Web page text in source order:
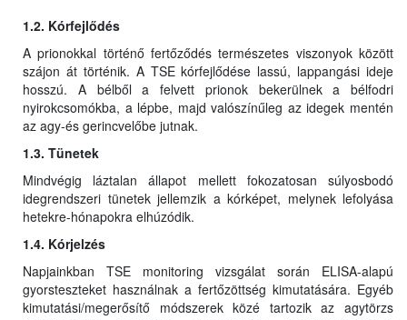
1.2. Kórfejlődés
A prionokkal történő fertőződés természetes viszonyok között
szájon át történik. A TSE kórfejlődése lassú, lappangási ideje
hosszú. A bélből a felvett prionok bekerülnek a bélfodri
nyirokcsomókba, a lépbe, majd valószínűleg az idegek mentén
az agy-és gerincvelőbe jutnak.
1.3. Tünetek
Mindvégig láztalan állapot mellett fokozatosan súlyosbodó
idegrendszeri tünetek jellemzik a kórképet, melynek lefolyása
hetekre-hónapokra elhúzódik.
1.4. Kórjelzés
Napjainkban TSE monitoring vizsgálat során ELISA-alapú
gyorsteszteket használnak a fertőzöttség kimutatására. Egyéb
kimutatási/megerősítő módszerek közé tartozik az agytörzs